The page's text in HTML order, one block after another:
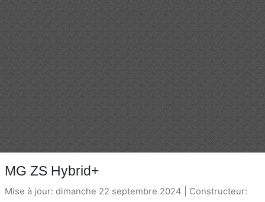
MG ZS Hybrid+
Mise à jour: dimanche 22 septembre 2024 | Constructeur: